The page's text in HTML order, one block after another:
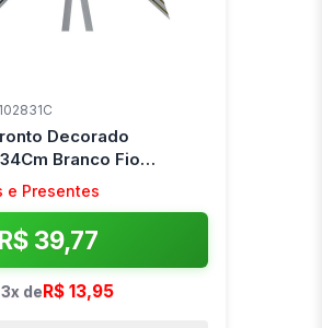
Decorado
Branco Fio
Make+ C/ 200
e Presentes
39,77
deR$ 13,95